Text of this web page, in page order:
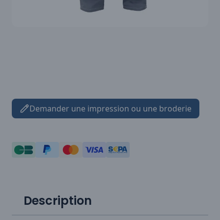
Demander une impression ou une broderie
Description